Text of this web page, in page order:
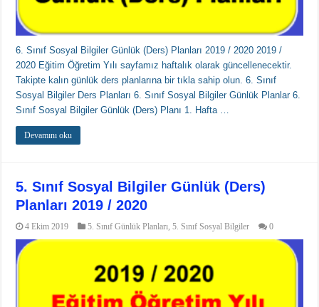
6. Sınıf Sosyal Bilgiler Günlük (Ders) Planları 2019 / 2020 2019 /
2020 Eğitim Öğretim Yılı sayfamız haftalık olarak güncellenecektir.
Takipte kalın günlük ders planlarına bir tıkla sahip olun. 6. Sınıf
Sosyal Bilgiler Ders Planları 6. Sınıf Sosyal Bilgiler Günlük Planlar 6.
Sınıf Sosyal Bilgiler Günlük (Ders) Planı 1. Hafta …
Devamını oku
5. Sınıf Sosyal Bilgiler Günlük (Ders)
Planları 2019 / 2020
4 Ekim 2019 5. Sınıf Günlük Planları ,5. Sınıf Sosyal Bilgiler 0